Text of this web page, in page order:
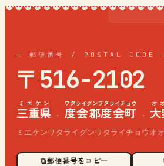
— 郵便番号 / POSTAL CODE
〒516-2102
三重県
ミエケン
· 度会郡度会町
ワタライグンワタライチョウ
· 大
オ
ミエケンワタライグンワタライチョウオ
⧉ 郵便番号をコピー